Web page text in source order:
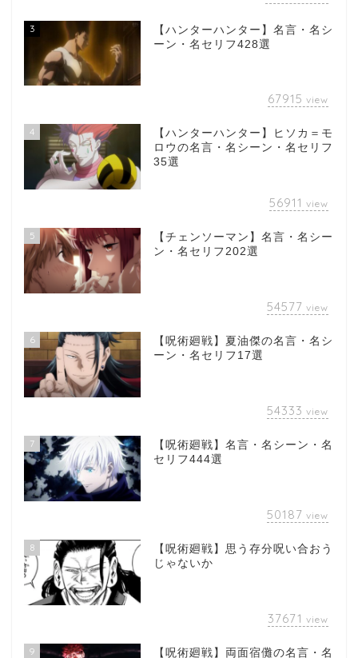
3
【ハンターハンター】名言・名シ
ーン・名セリフ428選
67915 view
4
【ハンターハンター】ヒソカ＝モ
ロウの名言・名シーン・名セリフ
35選
56911 view
5
【チェンソーマン】名言・名シー
ン・名セリフ202選
54577 view
6
【呪術廻戦】夏油傑の名言・名シ
ーン・名セリフ17選
54333 view
7
【呪術廻戦】名言・名シーン・名
セリフ444選
50187 view
8
【呪術廻戦】思う存分呪い合おう
じゃないか
37671 view
9
【呪術廻戦】両面宿儺の名言・名